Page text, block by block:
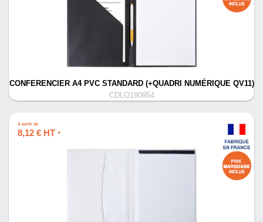
CONFERENCIER A4 PVC STANDARD (+QUADRI NUMÉRIQUE QV11)
CDLO190954
À partir de
8,12 € HT *